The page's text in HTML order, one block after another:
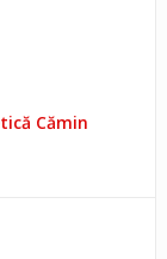
Cămin